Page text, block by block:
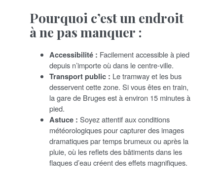
Pourquoi c’est un endroit
à ne pas manquer :
Accessibilité : Facilement accessible à pied
depuis n’importe où dans le centre-ville.
Transport public : Le tramway et les bus
desservent cette zone. Si vous êtes en train,
la gare de Bruges est à environ 15 minutes à
pied.
Astuce : Soyez attentif aux conditions
météorologiques pour capturer des images
dramatiques par temps brumeux ou après la
pluie, où les reflets des bâtiments dans les
flaques d’eau créent des effets magnifiques.